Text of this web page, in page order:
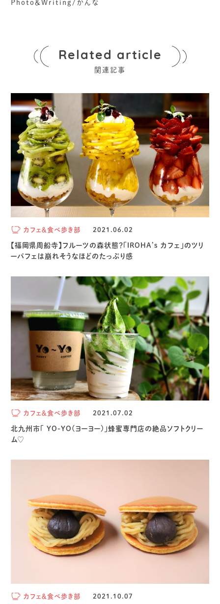
Photo＆Writing/かんな
Related article
関連記事
カフェ＆食べ歩き部 2021.06.02
【福岡県周船寺】フルーツの森状態？「IROHA’s カフェ」のツリ
ーパフェは崩れそうなほどのたっぷり感
カフェ＆食べ歩き部 2021.07.02
北九州市「 YO-YO(ヨーヨー)」蜂蜜専門店の絶品ソフトクリー
ム♡
カフェ＆食べ歩き部 2021.10.07